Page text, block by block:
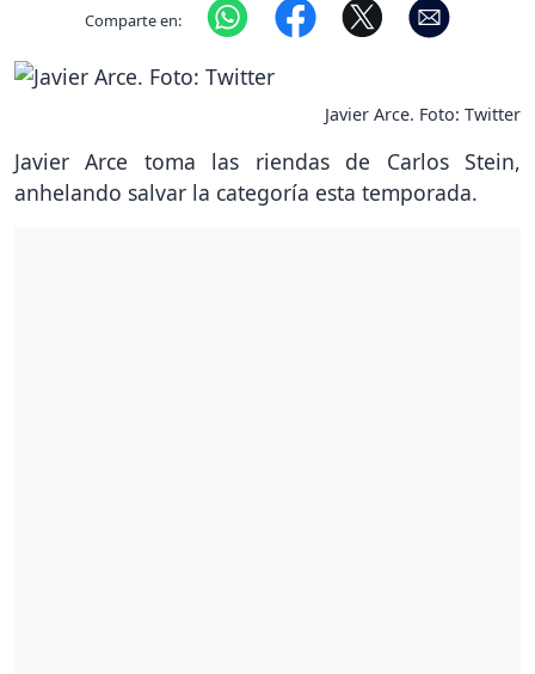
Comparte en:
Javier Arce. Foto: Twitter
Javier Arce toma las riendas de Carlos Stein,
anhelando salvar la categoría esta temporada.